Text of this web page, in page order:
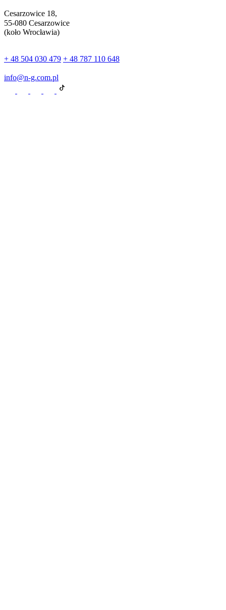
Cesarzowice 18,
55-080 Cesarzowice
(koło Wrocławia)
+ 48 504 030 479 + 48 787 110 648
info@n-g.com.pl